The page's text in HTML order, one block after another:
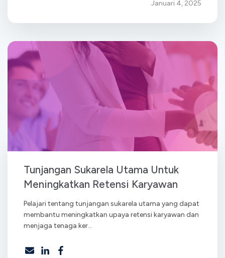
Januari 4, 2025
Tunjangan Sukarela Utama Untuk
Meningkatkan Retensi Karyawan
Pelajari tentang tunjangan sukarela utama yang dapat
membantu meningkatkan upaya retensi karyawan dan
menjaga tenaga ker...